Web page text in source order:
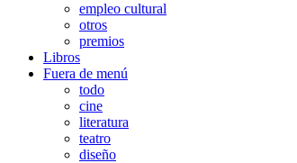
empleo cultural
otros
premios
Libros
Fuera de menú
todo
cine
literatura
teatro
diseño